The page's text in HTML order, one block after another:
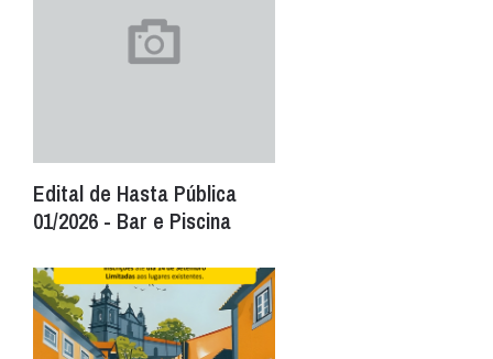
Edital de Hasta Pública
01/2026 - Bar e Piscina